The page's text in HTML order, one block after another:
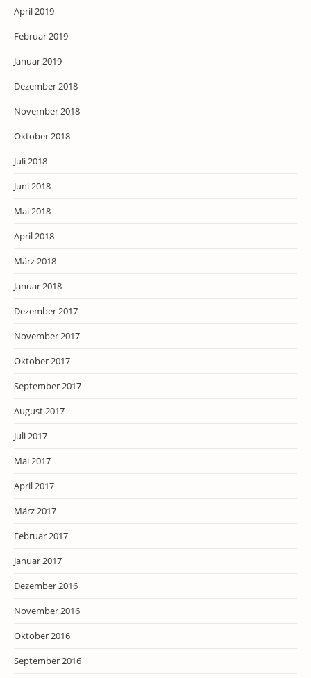
April 2019
Februar 2019
Januar 2019
Dezember 2018
November 2018
Oktober 2018
Juli 2018
Juni 2018
Mai 2018
April 2018
März 2018
Januar 2018
Dezember 2017
November 2017
Oktober 2017
September 2017
August 2017
Juli 2017
Mai 2017
April 2017
März 2017
Februar 2017
Januar 2017
Dezember 2016
November 2016
Oktober 2016
September 2016